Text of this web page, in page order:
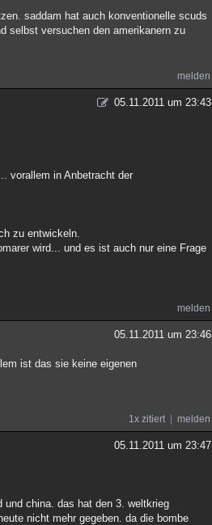
saddam hat auch konventionelle scuds
selbst versuchen den amerikanern zu
melden
05.11.2011 um 23:43
vorallem in Anbetracht der
zu entwickeln.
wird... und es ist auch nur eine Frage
melden
05.11.2011 um 23:46
ist das sie keine eigenen
1x zitiert melden
05.11.2011 um 23:47
china. das hat den 3. weltkrieg
nicht mehr gegeben. da die bombe